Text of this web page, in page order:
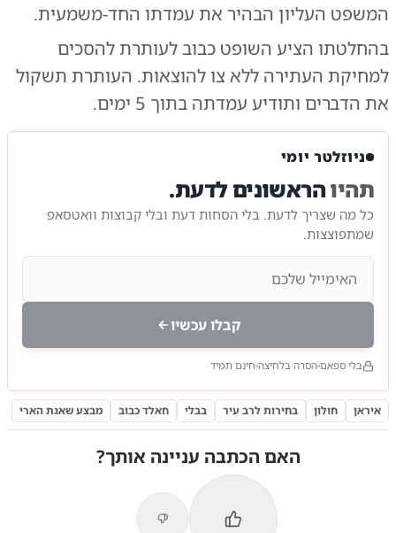
המשפט העליון הבהיר את עמדתו החד-משמעית.
בהחלטתו הציע השופט כבוב לעותרת להסכים
למחיקת העתירה ללא צו להוצאות. העותרת תשקול
את הדברים ותודיע עמדתה בתוך 5 ימים.
ניוזלטר יומי
תהיוהראשונים לדעת.
כל מה שצריך לדעת. בלי הסחות דעת ובלי קבוצות וואטסאפ
שמתפוצצות.
קבלו עכשיו
בלי ספאם הסרה בלחיצה חינם תמיד
איראן חולון בחירות לרב עיר בבלי חאלד כבוב מבצע שאגת הארי
האם הכתבה עניינה אותך?